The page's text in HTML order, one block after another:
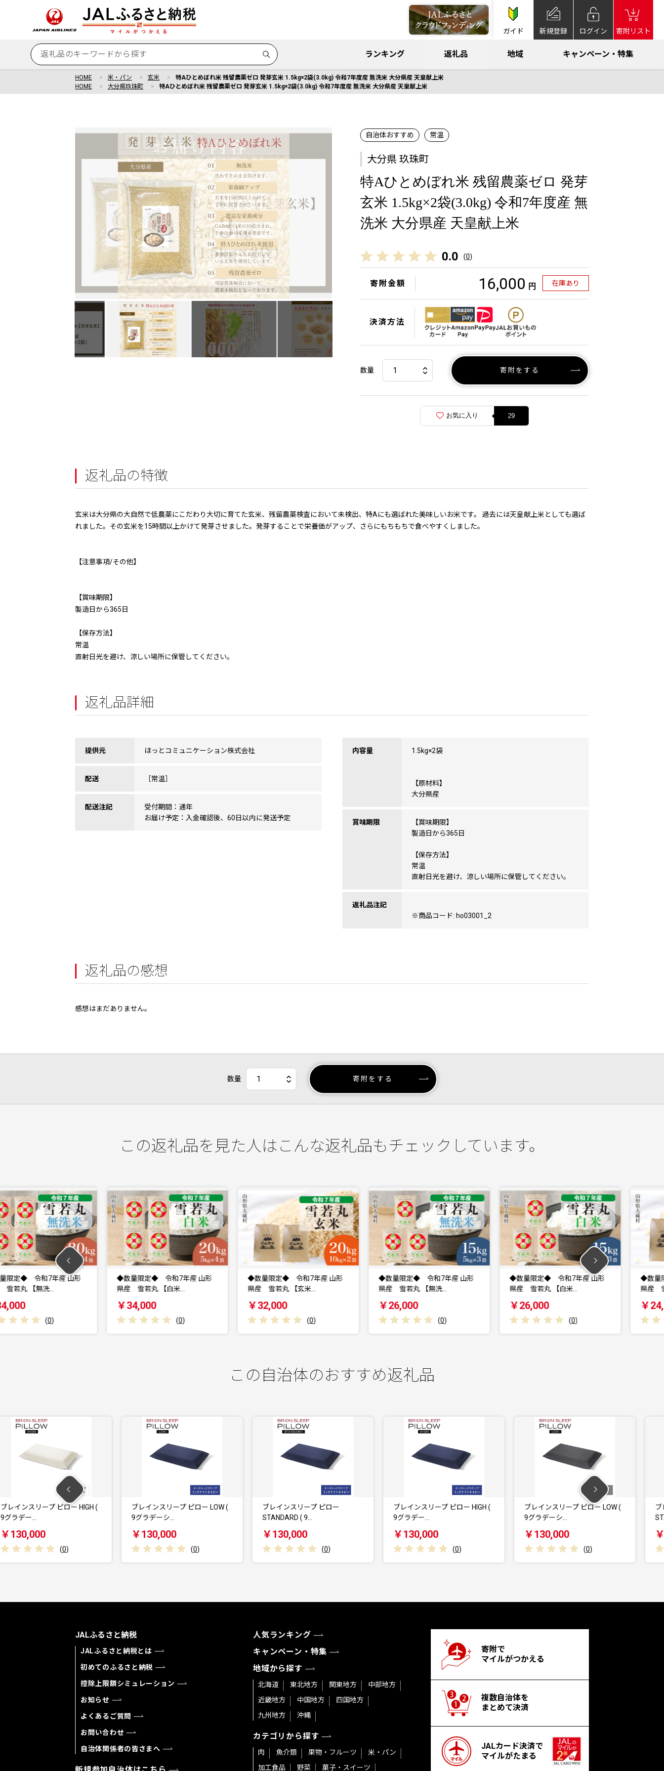
ガイド 新規登録 ログイン 寄附リスト
ランキング 返礼品 地域 キャンペーン・特集
HOME 米・パン 玄米
特Aひとめぼれ米 残留農薬ゼロ 発芽玄米 1.5kg×2袋(3.0kg) 令和7年度産 無洗米 大分県産 天皇献上米
HOME
大分県玖珠町 特Aひとめぼれ米 残留農薬ゼロ 発芽玄米 1.5kg×2袋(3.0kg) 令和7年度産 無洗米 大分県産 天皇献上米
自治体おすすめ 常温
大分県 玖珠町
特Aひとめぼれ米 残留農薬ゼロ 発芽
玄米 1.5kg×2袋(3.0kg) 令和7年度産 無
洗米 大分県産 天皇献上米
0.0 (0)
寄附金額 16,000 円 在庫あり
決済方法
数量 寄附をする
お気に入り 29
返礼品の特徴
玄米は大分県の大自然で低農薬にこだわり大切に育てた玄米、残留農薬検査において未検出、特Aにも選ばれた美味しいお米です。 過去には天皇献上米としても選ば
れました。その玄米を15時間以上かけて発芽させました。発芽することで栄養価がアップ、さらにもちもちで食べやすくしました。
【注意事項/その他】
【賞味期限】
製造日から365日
【保存方法】
常温
直射日光を避け、涼しい場所に保管してください。
返礼品詳細
提供元 ほっとコミュニケーション株式会社
配送 ［常温］
配送注記
受付期間：通年
お届け予定：入金確認後、60日以内に発送予定
内容量 1.5kg×2袋
【原材料】
大分県産
賞味期限
【賞味期限】
製造日から365日
【保存方法】
常温
直射日光を避け、涼しい場所に保管してください。
返礼品注記
※商品コード: ho03001_2
返礼品の感想
感想はまだありません。
数量 寄附をする
この返礼品を見た人はこんな返礼品もチェックしています。
和7年産 山形
無洗…
(0 )
◆数量限定◆ 令和7年産 山形
県産 雪若丸 【白米…
￥34,000
(0 )
◆数量限定◆ 令和7年産 山形
県産 雪若丸 【玄米…
￥32,000
(0 )
◆数量限定◆ 令和7年産 山形
県産 雪若丸 【無洗…
￥26,000
(0 )
◆数量限定◆ 令和7年産 山形
県産 雪若丸 【白米…
￥26,000
(0 )
◆数量限定◆ 令
県産 雪若丸 【
￥24,000
この自治体のおすすめ返礼品
ピロー HIGH (
( 0)
ブレインスリープ ピロー LOW (
( 0)
ブレインスリープ ピロー
STANDARD ( 9…
( 0)
ブレインスリープ ピロー HIGH (
( 0)
ブレインスリープ ピロー LOW (
( 0)
ブレインスリー
STANDARD ( 9…
JALふるさと納税
JALふるさと納税とは
初めてのふるさと納税
控除上限額シミュレーション
お知らせ
よくあるご質問
お問い合わせ
自治体関係者の皆さまへ
人気ランキング
キャンペーン・特集
地域から探す
北海道 東北地方 関東地方
中部地方
近畿地方
中国地方
四国地方
九州地方
沖縄
カテゴリから探す
肉 魚介類 果物・フルーツ
米・パン
加工食品
野菜 菓子・スイーツ
寄附で
マイルがつかえる
複数自治体を
まとめて決済
JALカード決済で
マイルがたまる